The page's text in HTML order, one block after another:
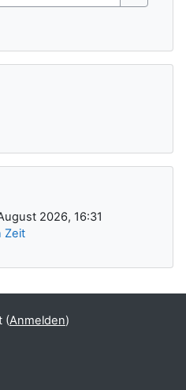
Suchen
2026, 16:31
Zeit
(Anmelden)